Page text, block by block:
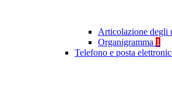
Articolazione degli
Organigramma 1
Telefono e posta